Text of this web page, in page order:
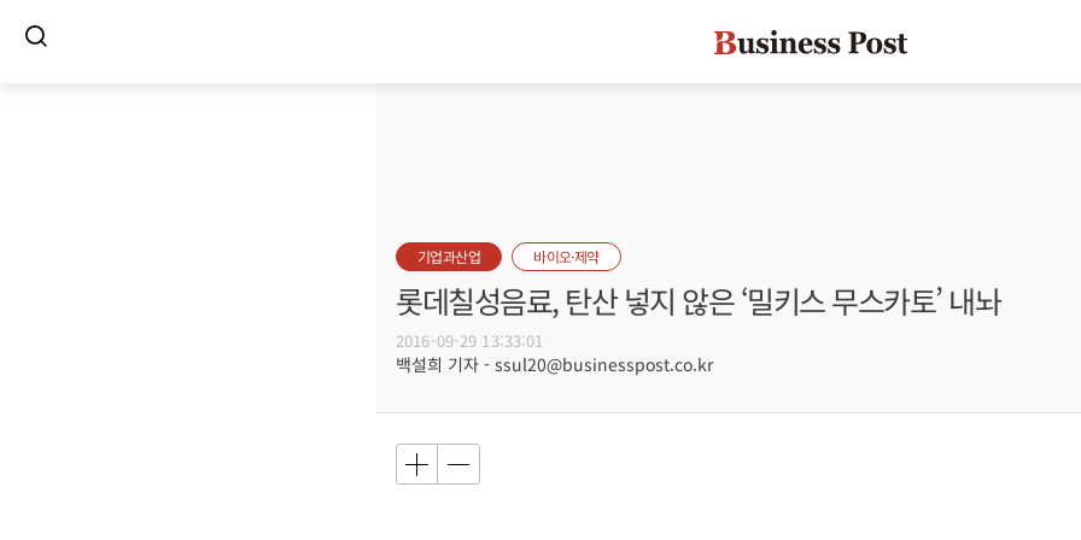
기업과산업 바이오·제약
롯데칠성음료, 탄산 넣지 않은 ‘밀키스 무스카토’ 내놔
2016-09-29 13:33:01
백설희 기자 - ssul20@businesspost.co.kr